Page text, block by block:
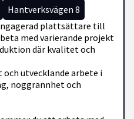
Hantverksvägen 8
plattsättare till
med varierande projekt
där kvalitet och
utvecklande arbete i
noggrannhet och